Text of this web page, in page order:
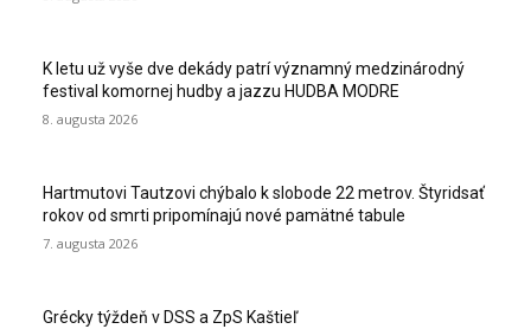
K letu už vyše dve dekády patrí významný medzinárodný
festival komornej hudby a jazzu HUDBA MODRE
8. augusta 2026
Hartmutovi Tautzovi chýbalo k slobode 22 metrov. Štyridsať
rokov od smrti pripomínajú nové pamätné tabule
7. augusta 2026
Grécky týždeň v DSS a ZpS Kaštieľ